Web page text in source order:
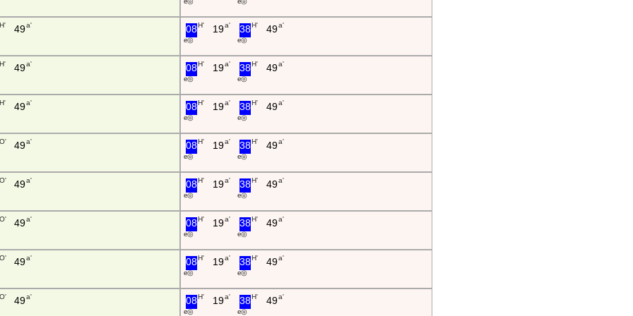
H' 49a' 08H'
e ◎
19a' 38H'
e ◎
49a'
H' 49a' 08H'
e ◎
19a' 38H'
e ◎
49a'
H' 49a' 08H'
e ◎
19a' 38H'
e ◎
49a'
O' 49a' 08H'
e ◎
19a' 38H'
e ◎
49a'
O' 49a' 08H'
e ◎
19a' 38H'
e ◎
49a'
O' 49a' 08H'
e ◎
19a' 38H'
e ◎
49a'
O' 49a' 08H'
e ◎
19a' 38H'
e ◎
49a'
O' 49a' 08H'
e ◎
19a' 38H'
e ◎
49a'